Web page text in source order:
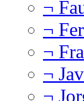
¬
¬
¬
¬
¬